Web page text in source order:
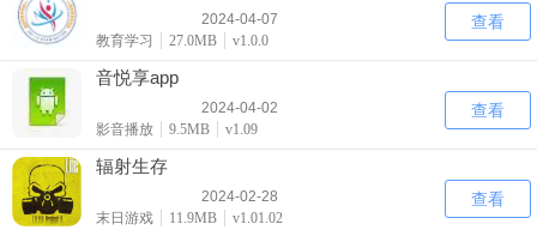
2024-04-07
教育学习
27.0MB v1.0.0
查看
音悦享app
2024-04-02
影音播放
9.5MB v1.09
查看
辐射生存
2024-02-28
末日游戏
11.9MB v1.01.02
查看